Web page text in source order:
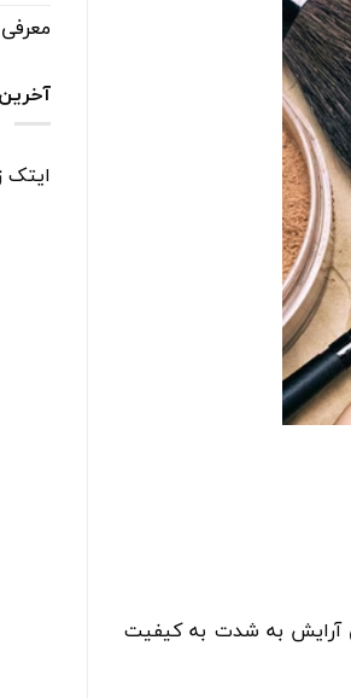
آرایش به شدت به کیفیت
معرفی
ایتک